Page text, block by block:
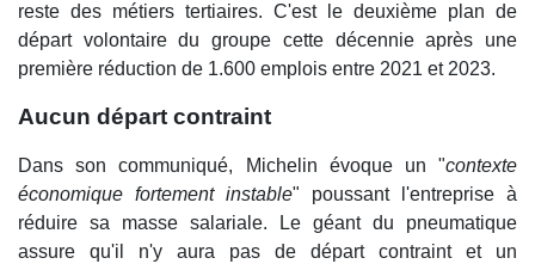
reste des métiers tertiaires. C'est le deuxième plan de
départ volontaire du groupe cette décennie après une
première réduction de 1.600 emplois entre 2021 et 2023.
Aucun départ contraint
Dans son communiqué, Michelin évoque un "contexte
économique fortement instable" poussant l'entreprise à
réduire sa masse salariale. Le géant du pneumatique
assure qu'il n'y aura pas de départ contraint et un